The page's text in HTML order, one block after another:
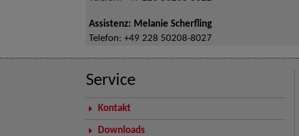
Assistenz: Melanie Scherfling
Telefon: +49 228 50208-8027
Service
Kontakt
Downloads